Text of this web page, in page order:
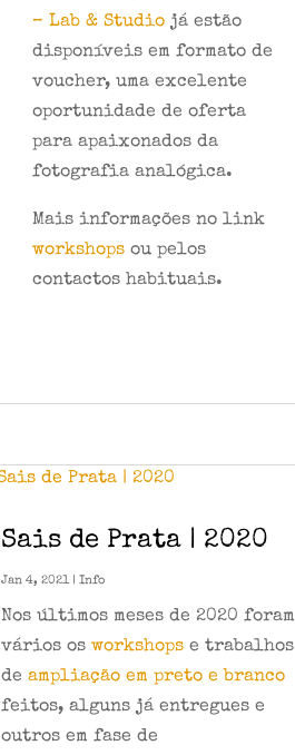
– Lab & Studio já estão
disponíveis em formato de
voucher, uma excelente
oportunidade de oferta
para apaixonados da
fotografia analógica.
Mais informações no link
workshops ou pelos
contactos habituais.
Sais de Prata | 2020
Jan 4, 2021|Info
Nos últimos meses de 2020 foram
vários osworkshops e trabalhos
deampliação em preto e branco
feitos, alguns já entregues e
outros em fase de